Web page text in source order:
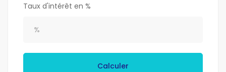
Taux d'intérêt en %
Calculer